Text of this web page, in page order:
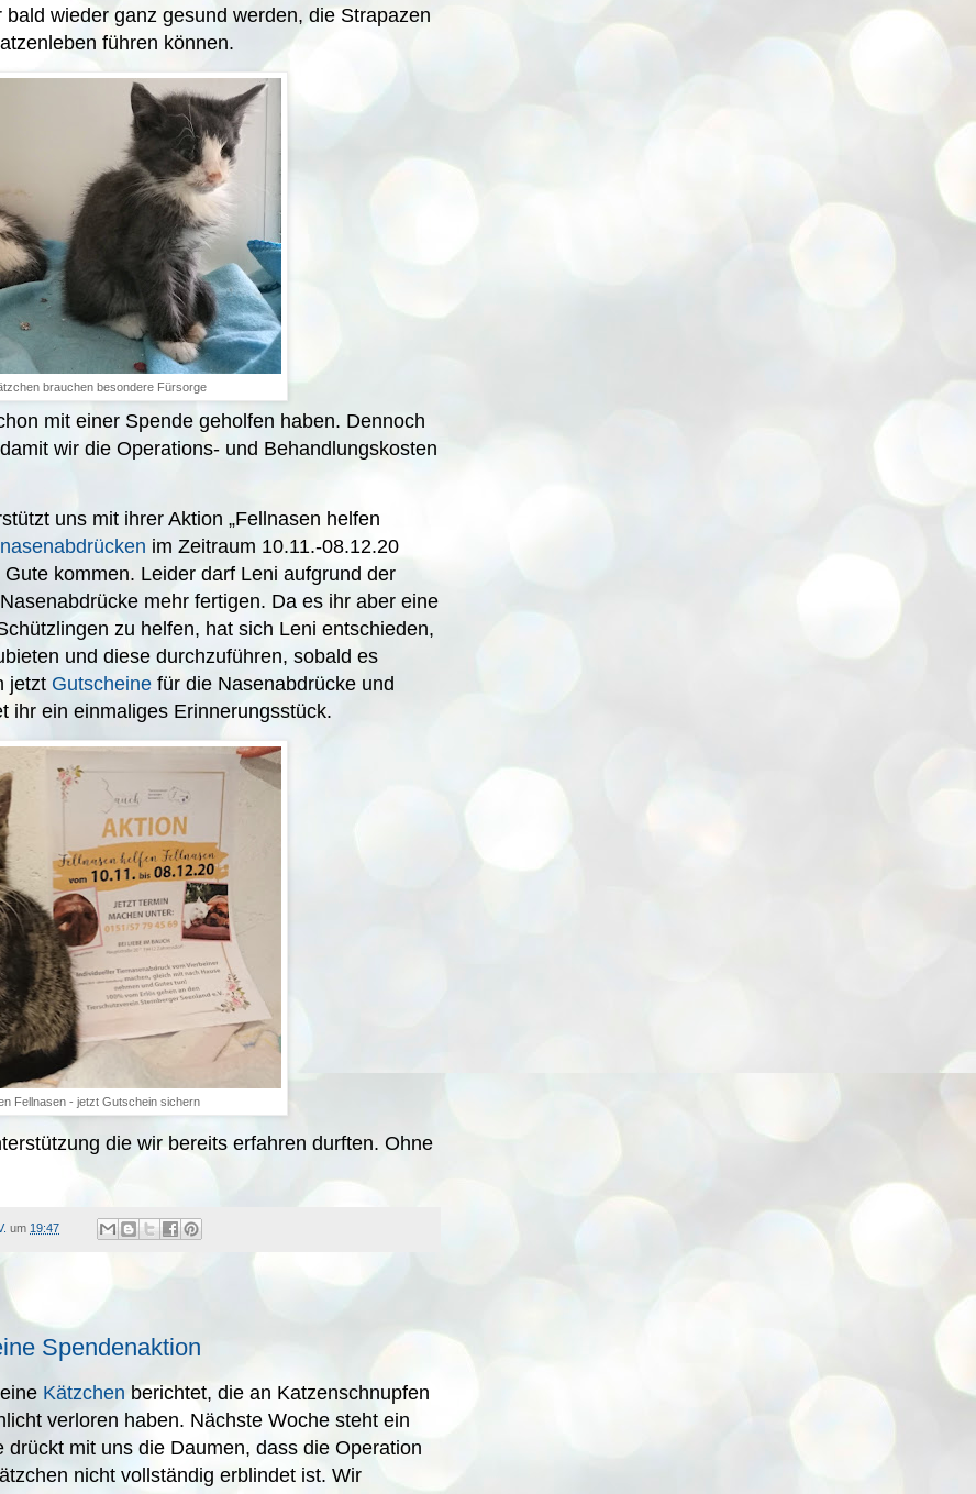
wieder ganz gesund werden, die Strapazen
führen können.
brauchen besondere Fürsorge
mit einer Spende geholfen haben. Dennoch
wir die Operations- und Behandlungskosten
uns mit ihrer Aktion „Fellnasen helfen
im Zeitraum 10.11.-08.12.20
kommen. Leider darf Leni aufgrund der
mehr fertigen. Da es ihr aber eine
zu helfen, hat sich Leni entschieden,
und diese durchzuführen, sobald es
jetzt Gutscheine für die Nasenabdrücke und
ihr ein einmaliges Erinnerungsstück.
Fellnasen - jetzt Gutschein sichern
die wir bereits erfahren durften. Ohne
um 19:47
Spendenaktion
Kätzchen berichtet, die an Katzenschnupfen
verloren haben. Nächste Woche steht ein
mit uns die Daumen, dass die Operation
nicht vollständig erblindet ist. Wir